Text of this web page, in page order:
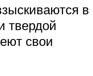
в
твердой
свои